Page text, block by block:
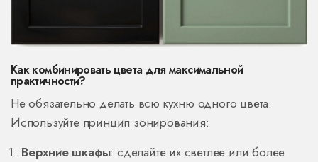
Как комбинировать цвета для максимальной
практичности?
Не обязательно делать всю кухню одного цвета.
Используйте принцип зонирования:
Верхние шкафы: сделайте их светлее или более